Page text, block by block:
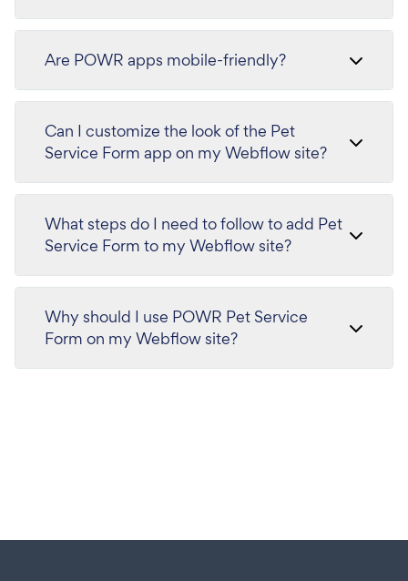
Are POWR apps mobile-friendly?
Can I customize the look of the Pet
Service Form app on my Webflow site?
What steps do I need to follow to add Pet
Service Form to my Webflow site?
Why should I use POWR Pet Service
Form on my Webflow site?